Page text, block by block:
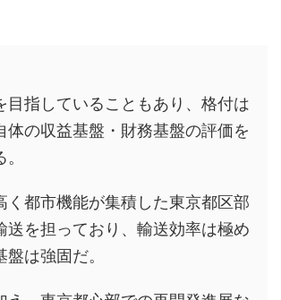
目指していることもあり、格付は
体の収益基盤・財務基盤の評価を
く都市機能が集積した東京都区部
送を担っており、輸送効率は極め
は強固だ。